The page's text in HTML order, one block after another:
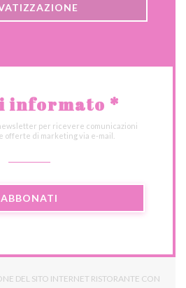
informato *
per ricevere comunicazioni
offerte di marketing via e-mail.
ABBONATI
DEL SITO INTERNET RISTORANTE CON